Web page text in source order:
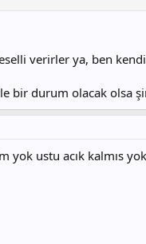
verirler ya, ben
bir durum olacak olsa
yok ustu acık kalmıs